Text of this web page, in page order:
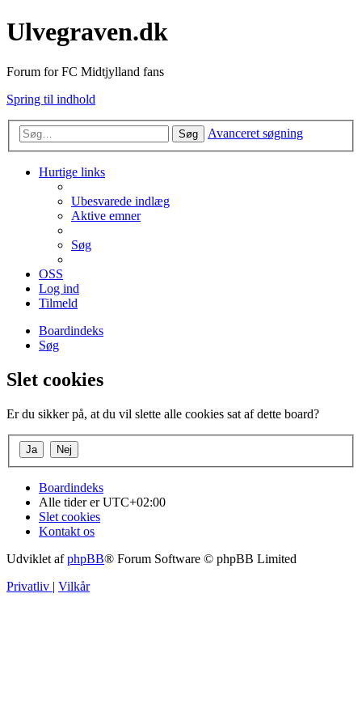
Ulvegraven.dk
Forum for FC Midtjylland fans
Spring til indhold
Søg Avanceret søgning
Hurtige links
Ubesvarede indlæg
Aktive emner
Søg
OSS
Log ind
Tilmeld
Boardindeks
Søg
Slet cookies
Er du sikker på, at du vil slette alle cookies sat af dette board?
Boardindeks
Alle tider erUTC+02:00
Slet cookies
Kontakt os
Udviklet afphpBB® Forum Software © phpBB Limited
Privatliv | Vilkår